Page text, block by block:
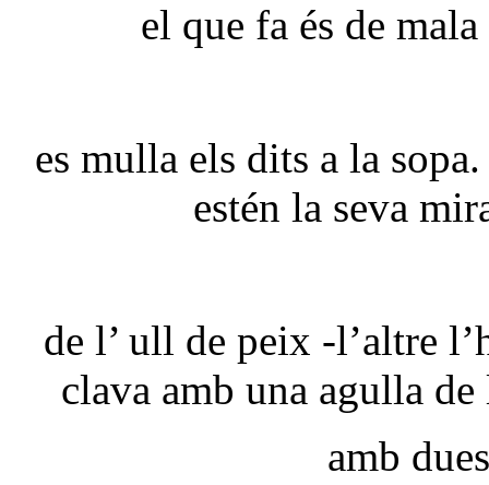
el que fa és de
es mulla els dits a la
estén la seva
de l’ ull de peix -l’altre
clava amb una agulla
amb